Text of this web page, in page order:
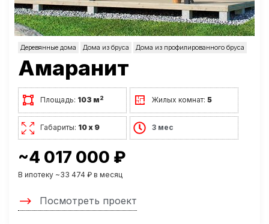
Деревянные дома Дома из бруса Дома из профилированного бруса
Амаранит
Площадь: 103 м2 Жилых комнат:5
Габариты: 10 х 9 3 мес
~4 017 000 ₽
В ипотеку ~33 474 ₽ в месяц
Посмотреть проект